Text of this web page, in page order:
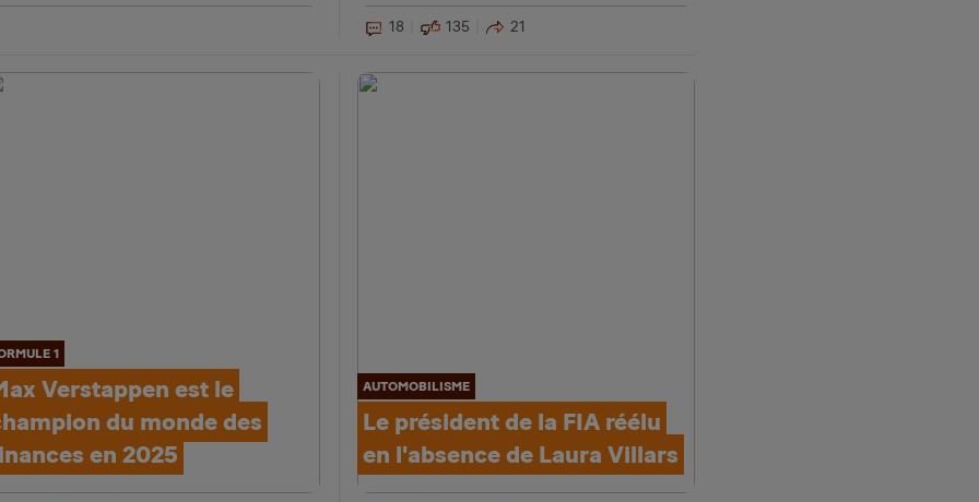
18 135 21
1
Verstappen est le
du monde des
en 2025
AUTOMOBILISME
Le président de la FIA réélu
en l'absence de Laura Villars